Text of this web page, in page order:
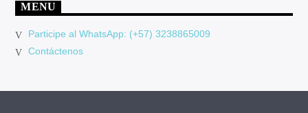
MENU
Participe al WhatsApp: (+57) 3238865009
Contáctenos